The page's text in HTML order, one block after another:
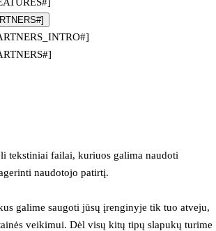
tekstiniai failai, kuriuos galima naudoti
naudotojo patirtį.
galime saugoti jūsų įrenginyje tik tuo atveju,
veikimui. Dėl visų kitų tipų slapukų turime